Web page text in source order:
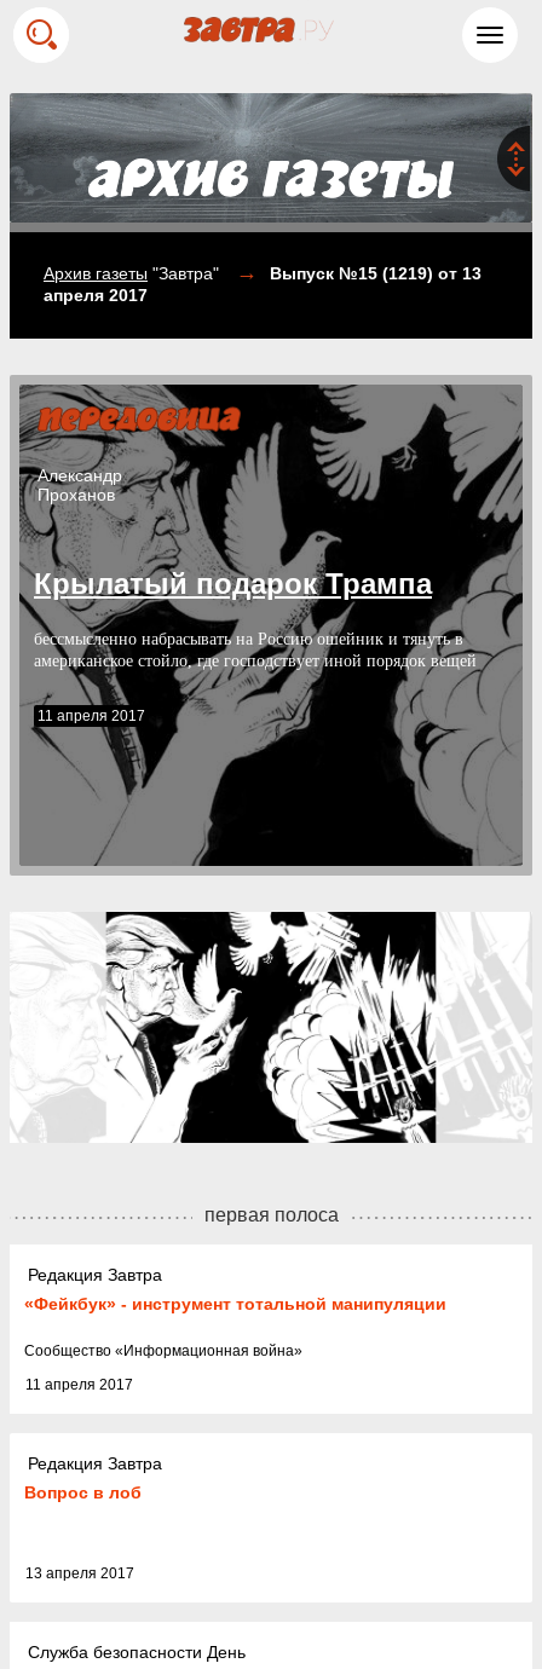
Архив газеты "Завтра" → Выпуск №15 (1219) от 13
апреля 2017
Александр
Проханов
Крылатый подарок Трампа
бессмысленно набрасывать на Россию ошейник и тянуть в
американское стойло, где господствует иной порядок вещей
11 апреля 2017
первая полоса
Редакция Завтра
«Фейкбук» - инструмент тотальной манипуляции
11 апреля 2017
Cообщество « Информационная война»
Редакция Завтра
Вопрос в лоб
13 апреля 2017
Служба безопасности День